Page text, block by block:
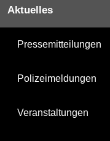
Aktuelles
Pressemitteilungen
Polizeimeldungen
Veranstaltungen